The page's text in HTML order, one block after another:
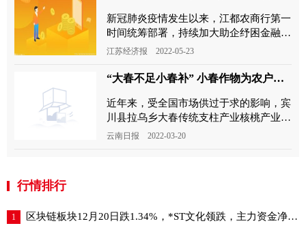
新冠肺炎疫情发生以来，江都农商行第一
时间统筹部署，持续加大助企纾困金融支
持力度，提升常态化疫情防控和支持企业
江苏经济报 2022-05-23
“大春不足小春补” 小春作物为农户打开增收新路
近年来，受全国市场供过于求的影响，宾
川县拉乌乡大春传统支柱产业核桃产业颓
势明显。拉乌乡党委、乡政府积极思变，
云南日报 2022-03-20
行情排行
1 区块链板块12月20日跌1.34%，*ST文化领跌，主力资金净流出20.26亿元_动态